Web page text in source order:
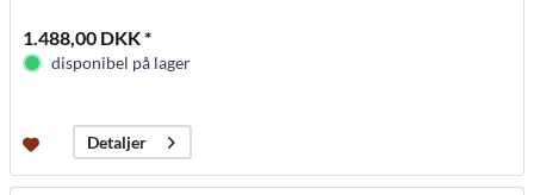
1.488,00 DKK *
disponibel på lager
Detaljer